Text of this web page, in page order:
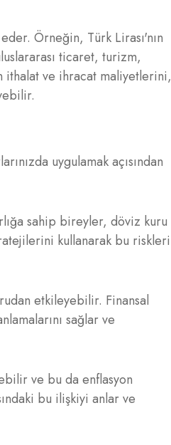
Örneğin, Türk Lirası'nın
ticaret, turizm,
ithalat ve ihracat maliyetlerini,
uygulamak açısından
sahip bireyler, döviz kuru
kullanarak bu riskleri
etkileyebilir. Finansal
sağlar ve
ve bu da enflasyon
bu ilişkiyi anlar ve